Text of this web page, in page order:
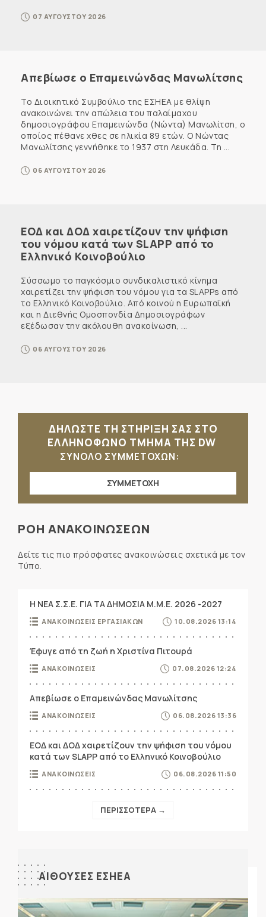
07 ΑΥΓΟΥΣΤΟΥ 2026
Απεβίωσε ο Επαμεινώνδας Μανωλίτσης
Το Διοικητικό Συμβούλιο της ΕΣΗΕΑ με θλίψη
ανακοινώνει την απώλεια του παλαίμαχου
δημοσιογράφου Επαμεινώνδα (Νώντα) Μανωλίτση, ο
οποίος πέθανε χθες σε ηλικία 89 ετών. Ο Νώντας
Μανωλίτσης γεννήθηκε το 1937 στη Λευκάδα. Τη ...
06 ΑΥΓΟΥΣΤΟΥ 2026
ΕΟΔ και ΔΟΔ χαιρετίζουν την ψήφιση
του νόμου κατά των SLAPP από το
Ελληνικό Κοινοβούλιο
Σύσσωμο το παγκόσμιο συνδικαλιστικό κίνημα
χαιρετίζει την ψήφιση του νόμου για τα SLAPPs από
το Ελληνικό Κοινοβούλιο. Από κοινού η Ευρωπαϊκή
και η Διεθνής Ομοσπονδία Δημοσιογράφων
εξέδωσαν την ακόλουθη ανακοίνωση, ...
06 ΑΥΓΟΥΣΤΟΥ 2026
ΔΗΛΩΣΤΕ ΤΗ ΣΤΗΡΙΞΗ ΣΑΣ ΣΤΟ
ΕΛΛΗΝΟΦΩΝΟ ΤΜΗΜΑ ΤΗΣ DW
ΣΥΝΟΛΟ ΣΥΜΜΕΤΟΧΩΝ:
ΣΥΜΜΕΤΟΧΗ
ΡΟΗ ΑΝΑΚΟΙΝΩΣΕΩΝ
Δείτε τις πιο πρόσφατες ανακοινώσεις σχετικά με τον
Τύπο.
Η ΝΕΑ Σ.Σ.Ε. ΓΙΑ ΤΑ ΔΗΜΟΣΙΑ Μ.Μ.Ε. 2026 -2027
ΑΝΑΚΟΙΝΩΣΕΙΣ ΕΡΓΑΣΙΑΚΩΝ 10.08.2026 13:14
Έφυγε από τη ζωή η Χριστίνα Πιτουρά
ΑΝΑΚΟΙΝΩΣΕΙΣ 07.08.2026 12:24
Απεβίωσε ο Επαμεινώνδας Μανωλίτσης
ΑΝΑΚΟΙΝΩΣΕΙΣ 06.08.2026 13:36
ΕΟΔ και ΔΟΔ χαιρετίζουν την ψήφιση του νόμου
κατά των SLAPP από το Ελληνικό Κοινοβούλιο
ΑΝΑΚΟΙΝΩΣΕΙΣ 06.08.2026 11:50
ΠΕΡΙΣΣΟΤΕΡΑ →
ΑΙΘΟΥΣΕΣ ΕΣΗΕΑ